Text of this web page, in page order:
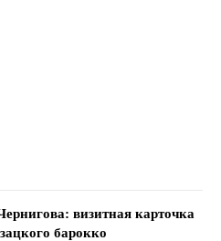
визитная карточка
барокко